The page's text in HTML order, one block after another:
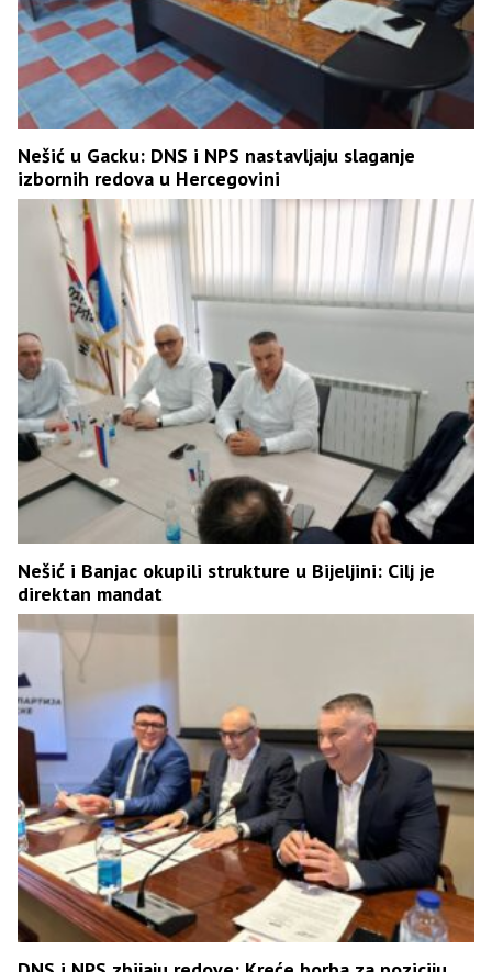
Nešić u Gacku: DNS i NPS nastavljaju slaganje
izbornih redova u Hercegovini
Nešić i Banjac okupili strukture u Bijeljini: Cilj je
direktan mandat